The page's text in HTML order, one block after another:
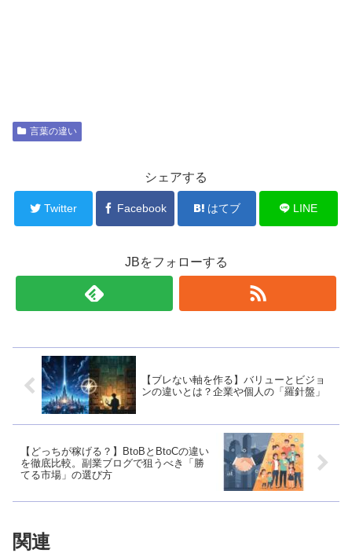
言葉の違い
シェアする
Twitter Facebook はてブ LINE
JBをフォローする
【ブレない軸を作る】バリューとビジョ
ンの違いとは？企業や個人の「羅針盤」
【どっちが稼げる？】BtoBとBtoCの違い
を徹底比較。副業ブログで狙うべき「勝
てる市場」の選び方
関連